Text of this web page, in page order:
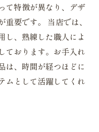
て特徴が異なり、デザ
要です。 当店では、
し、熟練した職人によ
ております。お手入れ
は、時間が経つほどに
ムとして活躍してくれ